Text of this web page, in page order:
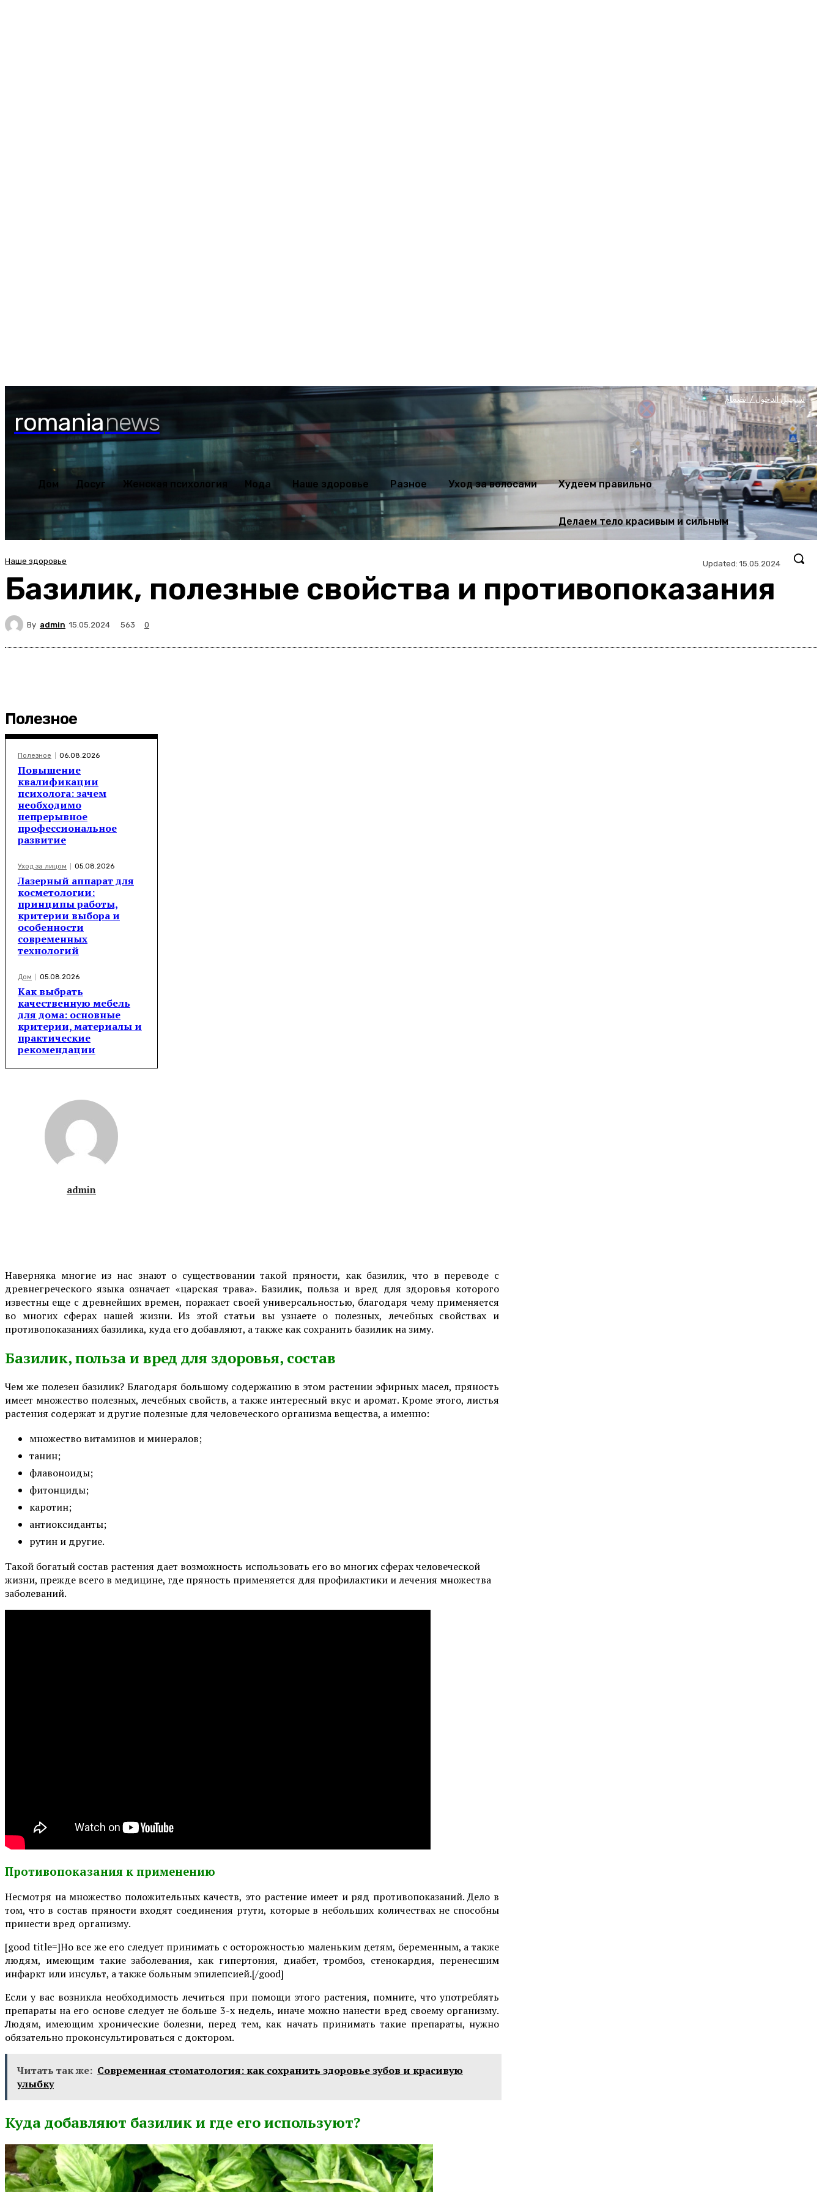
تسجيل الدخول / انضمام
romanianews
Дом Досуг Женская психология Мода Наше здоровье Разное Уход за волосами Худеем правильно
Делаем тело красивым и сильным
Наше здоровье Updated: 15.05.2024
Базилик, полезные свойства и противопоказания
By admin 15.05.2024 563 0
Полезное
Полезное 06.08.2026
Повышение
квалификации
психолога: зачем
необходимо
непрерывное
профессиональное
развитие
Уход за лицом 05.08.2026
Лазерный аппарат для
косметологии:
принципы работы,
критерии выбора и
особенности
современных
технологий
Дом 05.08.2026
Как выбрать
качественную мебель
для дома: основные
критерии, материалы и
практические
рекомендации
admin
Наверняка многие из нас знают о существовании такой пряности, как базилик, что в переводе с
древнегреческого языка означает «царская трава». Базилик, польза и вред для здоровья которого
известны еще с древнейших времен, поражает своей универсальностью, благодаря чему применяется
во многих сферах нашей жизни. Из этой статьи вы узнаете о полезных, лечебных свойствах и
противопоказаниях базилика, куда его добавляют, а также как сохранить базилик на зиму.
Базилик, польза и вред для здоровья, состав
Чем же полезен базилик? Благодаря большому содержанию в этом растении эфирных масел, пряность
имеет множество полезных, лечебных свойств, а также интересный вкус и аромат. Кроме этого, листья
растения содержат и другие полезные для человеческого организма вещества, а именно:
множество витаминов и минералов;
танин;
флавоноиды;
фитонциды;
каротин;
антиоксиданты;
рутин и другие.
Такой богатый состав растения дает возможность использовать его во многих сферах человеческой
жизни, прежде всего в медицине, где пряность применяется для профилактики и лечения множества
заболеваний.
Противопоказания к применению
Несмотря на множество положительных качеств, это растение имеет и ряд противопоказаний. Дело в
том, что в состав пряности входят соединения ртути, которые в небольших количествах не способны
принести вред организму.
[good title=]Но все же его следует принимать с осторожностью маленьким детям, беременным, а также
людям, имеющим такие заболевания, как гипертония, диабет, тромбоз, стенокардия, перенесшим
инфаркт или инсульт, а также больным эпилепсией.[/good]
Если у вас возникла необходимость лечиться при помощи этого растения, помните, что употреблять
препараты на его основе следует не больше 3-х недель, иначе можно нанести вред своему организму.
Людям, имеющим хронические болезни, перед тем, как начать принимать такие препараты, нужно
обязательно проконсультироваться с доктором.
Читать так же: Современная стоматология: как сохранить здоровье зубов и красивую
улыбку
Куда добавляют базилик и где его используют?